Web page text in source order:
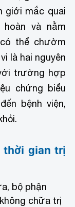
giới mắc quai
và nằm
thể chườm
là hai nguyên
trường hợp
chứng biểu
bệnh viện,
thời gian trị
bộ phận
chữa trị